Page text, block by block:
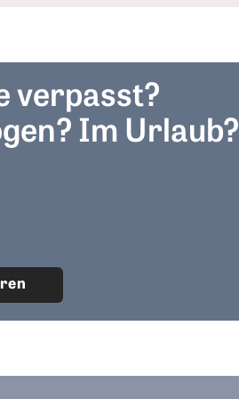
verpasst?
Im Urlaub?